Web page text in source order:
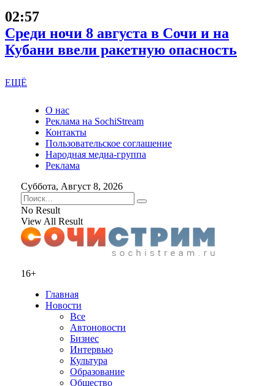
02:57
Среди ночи 8 августа в Сочи и на
Кубани ввели ракетную опасность
ЕЩЁ
О нас
Реклама на SochiStream
Контакты
Пользовательское соглашение
Народная медиа-группа
Реклама
Суббота, Август 8, 2026
No Result
View All Result
16+
Главная
Новости
Все
Автоновости
Бизнес
Интервью
Культура
Образование
Общество